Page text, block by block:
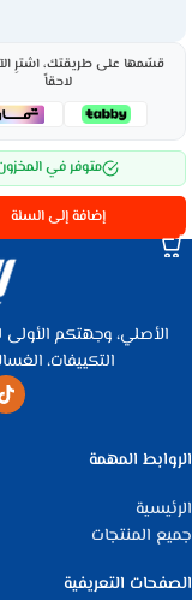
قسّمها على طريقتك، اشترِ
لاحقاً
متوفر في
إضافة إلى السلة
الأصلي، وجهتكم
التكييفات،
الروابط المهمة
الرئيسية
جميع المنتجات
الصفحات التعريفية